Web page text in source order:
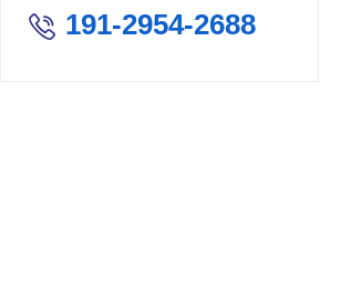
191-2954-2688